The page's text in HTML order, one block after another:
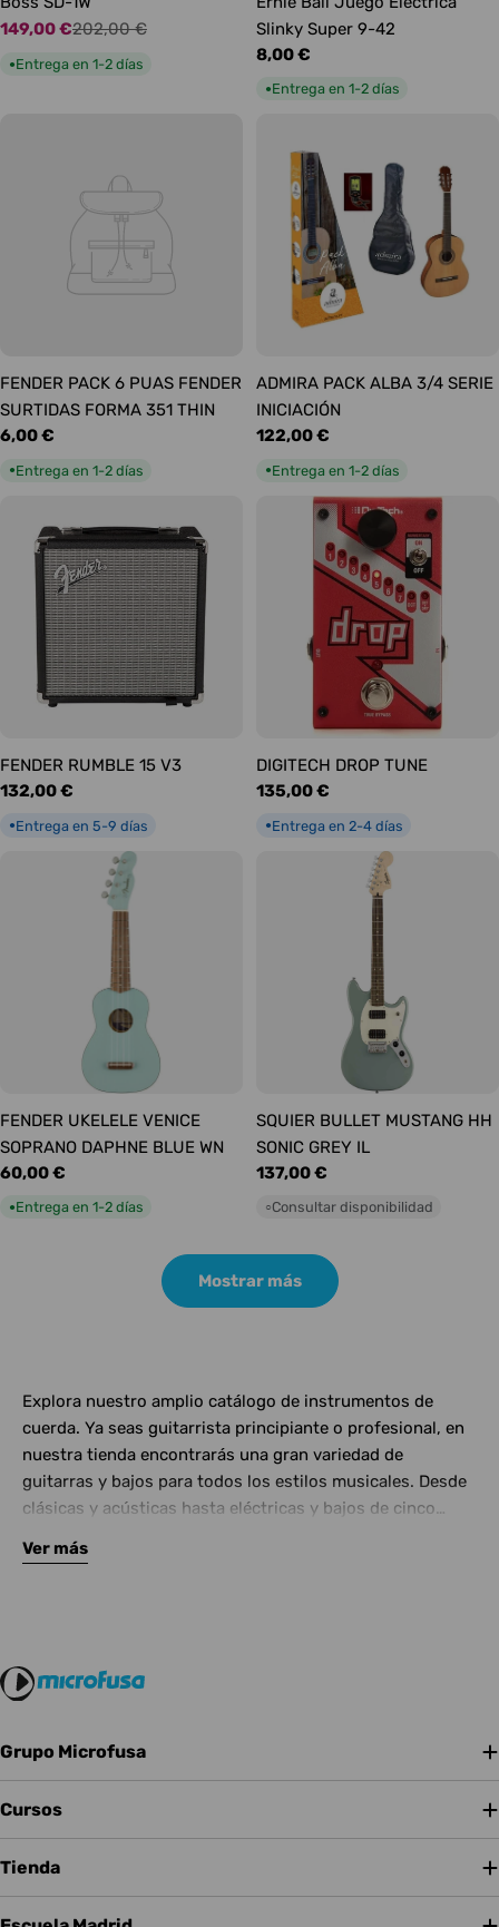
Precio
de
149,00 €
Precio
habitual
202,00 €
●Entrega en 1-2 días
Slinky Super 9-42
Precio
habitual
8,00 €
●Entrega en 1-2 días
FENDER PACK 6 PUAS FENDER
SURTIDAS FORMA 351 THIN
Precio
6,00 €
●Entrega en 1-2 días
ADMIRA PACK ALBA 3/4 SERIE
INICIACIÓN
Precio
122,00 €
●Entrega en 1-2 días
FENDER RUMBLE 15 V3
Precio
132,00 €
●Entrega en 5-9 días
DIGITECH DROP TUNE
Precio
135,00 €
●Entrega en 2-4 días
FENDER UKELELE VENICE
SOPRANO DAPHNE BLUE WN
Precio
habitual
60,00 €
●Entrega en 1-2 días
SQUIER BULLET MUSTANG HH
SONIC GREY IL
Precio
habitual
137,00 €
○Consultar disponibilidad
Mostrar más
Explora nuestro amplio catálogo de instrumentos de
cuerda. Ya seas guitarrista principiante o profesional, en
nuestra tienda encontrarás una gran variedad de
guitarras y bajos para todos los estilos musicales. Desde
clásicas y acústicas hasta eléctricas y bajos de cinco
Complementa tu instrumento con amplificadores de
Ver más
Grupo Microfusa
Cursos
Tienda